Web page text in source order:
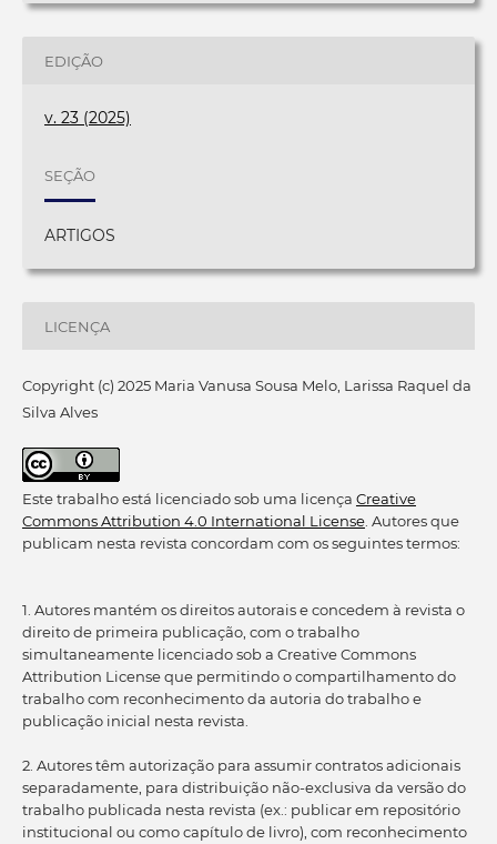
EDIÇÃO
v. 23 (2025)
SEÇÃO
ARTIGOS
LICENÇA
Copyright (c) 2025 Maria Vanusa Sousa Melo, Larissa Raquel da
Silva Alves
Este trabalho está licenciado sob uma licença Creative
Commons Attribution 4.0 International License. Autores que
publicam nesta revista concordam com os seguintes termos:
1. Autores mantém os direitos autorais e concedem à revista o
direito de primeira publicação, com o trabalho
simultaneamente licenciado sob a Creative Commons
Attribution License que permitindo o compartilhamento do
trabalho com reconhecimento da autoria do trabalho e
publicação inicial nesta revista.
2. Autores têm autorização para assumir contratos adicionais
separadamente, para distribuição não-exclusiva da versão do
trabalho publicada nesta revista (ex.: publicar em repositório
institucional ou como capítulo de livro), com reconhecimento